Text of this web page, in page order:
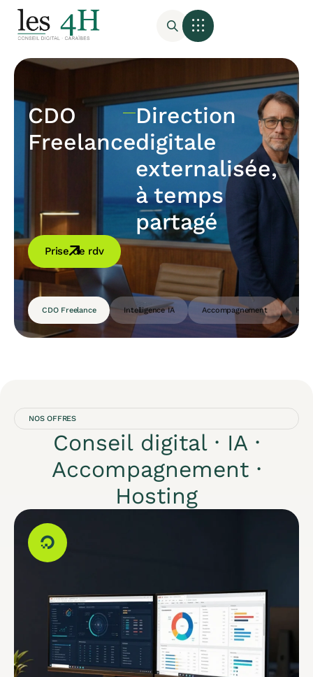
CDO Freelance Intelligence IA Accompagnement
CDO
Freelance
Direction
digitale
externalisée,
à temps
partagé
Prise de rdv
NOS OFFRES
Conseil digital · IA ·
Accompagnement ·
Hosting